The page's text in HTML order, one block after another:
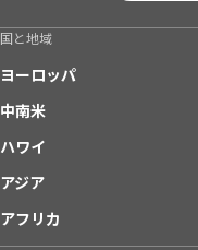
国と地域
ヨーロッパ
中南米
ハワイ
アジア
アフリカ